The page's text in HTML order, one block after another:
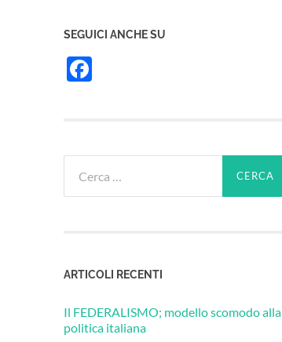
SEGUICI ANCHE SU
per:
ARTICOLI RECENTI
Il FEDERALISMO; modello scomodo alla
politica italiana